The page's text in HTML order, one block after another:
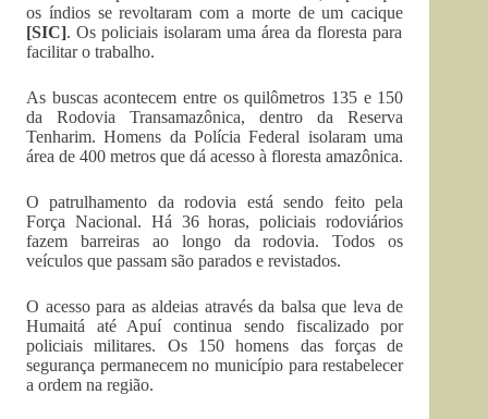
os índios se revoltaram com a morte de um cacique
[SIC]. Os policiais isolaram uma área da floresta para
facilitar o trabalho.
As buscas acontecem entre os quilômetros 135 e 150
da Rodovia Transamazônica, dentro da Reserva
Tenharim. Homens da Polícia Federal isolaram uma
área de 400 metros que dá acesso à floresta amazônica.
O patrulhamento da rodovia está sendo feito pela
Força Nacional. Há 36 horas, policiais rodoviários
fazem barreiras ao longo da rodovia. Todos os
veículos que passam são parados e revistados.
O acesso para as aldeias através da balsa que leva de
Humaitá até Apuí continua sendo fiscalizado por
policiais militares. Os 150 homens das forças de
segurança permanecem no município para restabelecer
a ordem na região.